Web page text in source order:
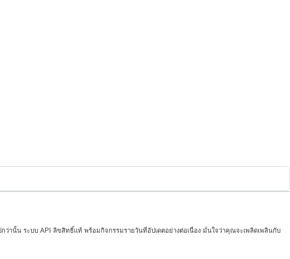
นั้น ระบบ API ลิขสิทธิ์แท้ พร้อมกิจกรรมรายวันที่อัปเดตอย่างต่อเนื่อง มั่นใจว่าคุณจะเพลิดเพลินกับ